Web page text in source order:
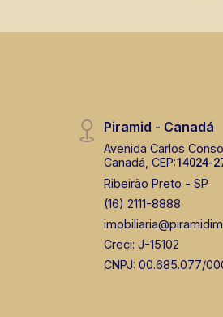
Piramid - Canadá
Avenida Carlos
Canadá, CEP:14024-
Ribeirão Preto - SP
(16) 2111-8888
Creci: J-15102
CNPJ: 00.685.077/